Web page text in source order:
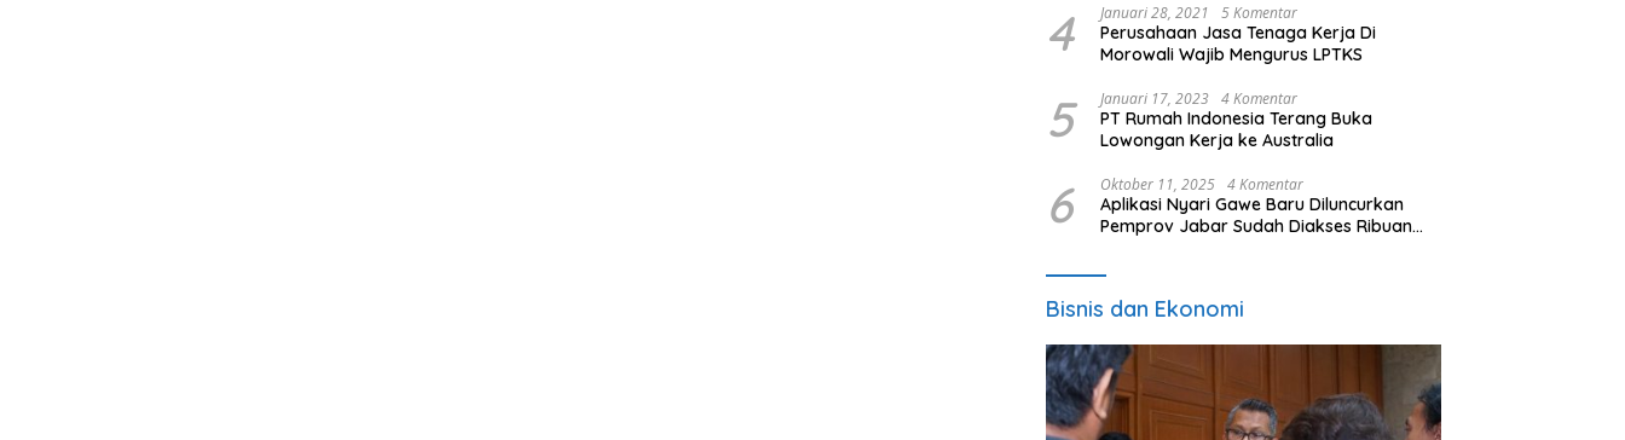
4 Januari 28, 2021 5 Komentar
Perusahaan Jasa Tenaga Kerja Di
Morowali Wajib Mengurus LPTKS
5 Januari 17, 2023 4 Komentar
PT Rumah Indonesia Terang Buka
Lowongan Kerja ke Australia
6 Oktober 11, 2025 4 Komentar
Aplikasi Nyari Gawe Baru Diluncurkan
Pemprov Jabar Sudah Diakses Ribuan
Bisnis dan Ekonomi